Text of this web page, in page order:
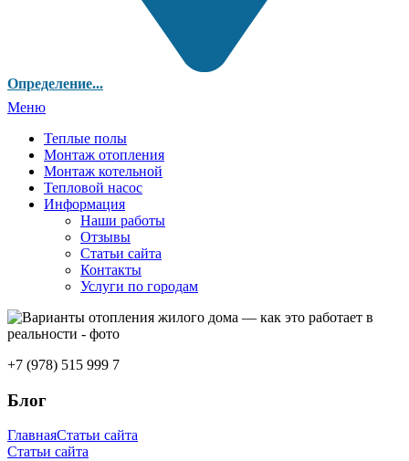
Определение...
Меню
Теплые полы
Монтаж отопления
Монтаж котельной
Тепловой насос
Информация
Наши работы
Отзывы
Статьи сайта
Контакты
Услуги по городам
+7 (978) 515 999 7
Блог
ГлавнаяСтатьи сайта
Статьи сайта